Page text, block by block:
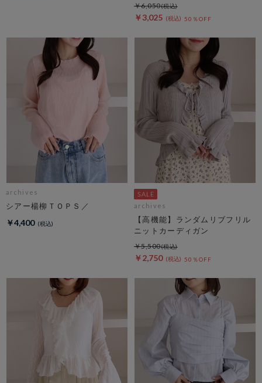
￥3,025 50％OFF
￥6,050
archives
シアー楊柳ＴＯＰＳ／
￥4,400
archives
【高機能】ランダムリブフリル
ニットカーディガン
￥2,750 50％OFF
￥5,500